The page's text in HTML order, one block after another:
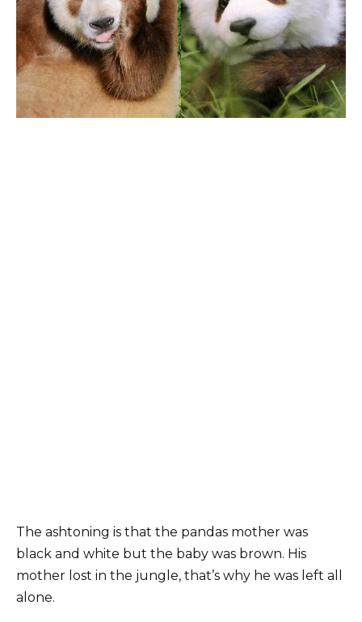
The ashtoning is that the pandas mother was
black and white but the baby was brown. His
mother lost in the jungle, that’s why he was left all
alone.